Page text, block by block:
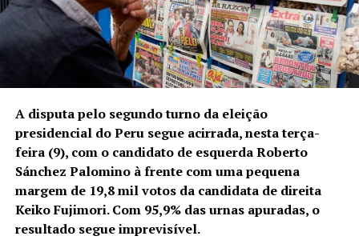
A disputa pelo segundo turno da eleição
presidencial do Peru segue acirrada, nesta terça-
feira (9), com o candidato de esquerda Roberto
Sánchez Palomino à frente com uma pequena
margem de 19,8 mil votos da candidata de direita
Keiko Fujimori. Com 95,9% das urnas apuradas, o
resultado segue imprevisível.